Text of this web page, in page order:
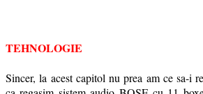
TEHNOLOGIE
Sincer, la acest capitol nu prea am ce sa-i